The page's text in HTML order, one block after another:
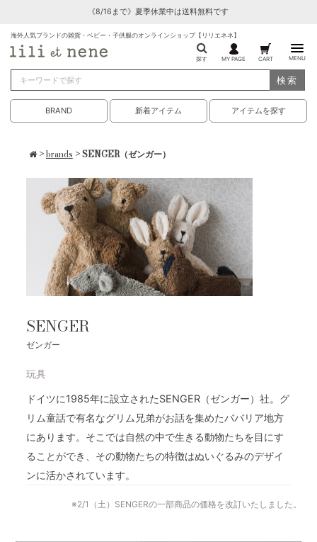
《8/16まで》夏季休業中は送料無料です
海外人気ブランドの雑貨・ベビー・子供服のオンラインショップ【リリエネネ】
探す MY PAGE CART MENU
検索
BRAND 新着アイテム アイテムを探す
>brands > SENGER（ゼンガー）
SENGER
ゼンガー
玩具
ドイツに1985年に設立されたSENGER（ゼンガー）社。グ
リム童話で有名なグリム兄弟がお話を集めたババリア地方
にあります。そこでは自然の中で生きる動物たちを目にす
ることができ、その動物たちの特徴はぬいぐるみのデザイ
ンに活かされています。
※2/1（土）SENGERの一部商品の価格を改訂いたしました。